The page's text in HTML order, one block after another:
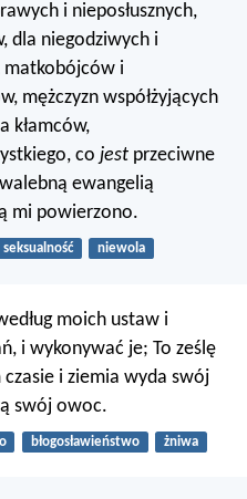
i nieposłusznych,
dla niegodziwych i
matkobójców i
mężczyzn współżyjących
kłamców,
co jest przeciwne
ewangelią
mi powierzono.
seksualność niewola
moich ustaw i
i wykonywać je; To ześlę
i ziemia wyda swój
swój owoc.
błogosławieństwo żniwa